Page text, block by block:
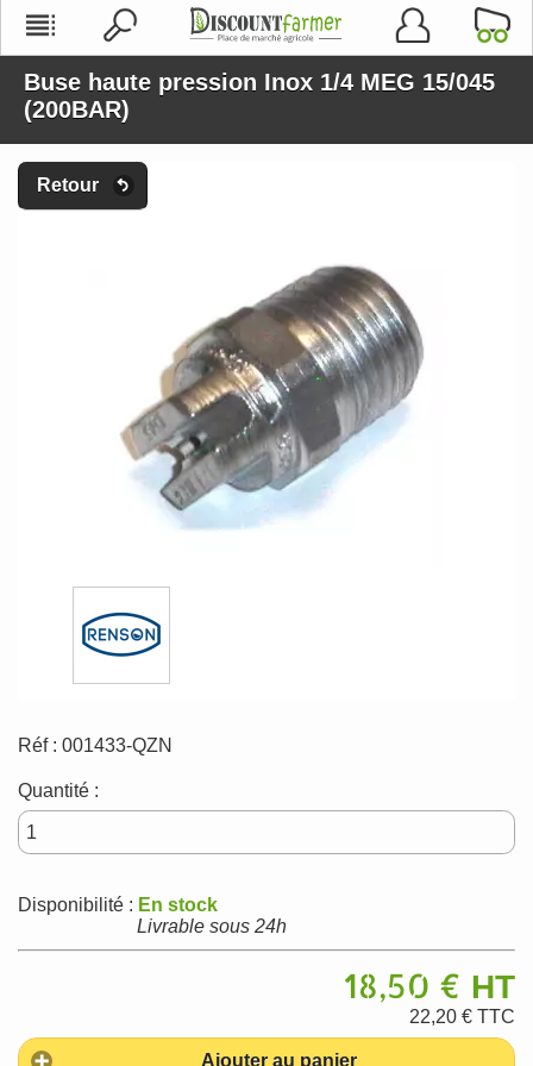
Buse haute pression Inox 1/4 MEG 15/045
(200BAR)
Retour
Réf : 001433-QZN
Quantité :
Disponibilité : En stock
Livrable sous 24h
18,50 € HT
22,20 € TTC
Ajouter au panier